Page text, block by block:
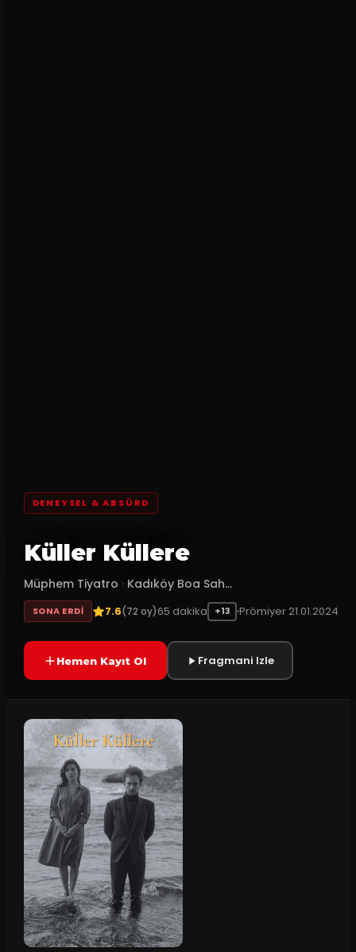
DENEYSEL & ABSÜRD
Küller Küllere
Müphem Tiyatro · Kadıköy Boa Sah...
SONA ERDI 7.6(72 oy)65 dakika +13 Prömiyer 21.01.2024
Hemen Kayıt Ol Fragmani Izle